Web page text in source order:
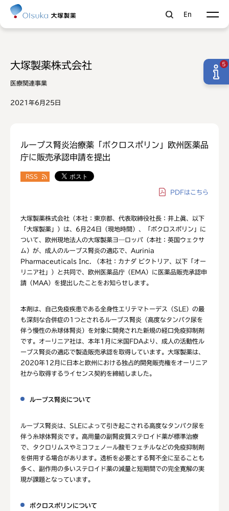
En
大塚製薬株式会社
医療関連事業
2021年6月25日
ループス腎炎治療薬「ボクロスポリン」欧州医薬品
庁に販売承認申請を提出
RSS
PDFはこちら
大塚製薬株式会社（本社：東京都、代表取締役社長：井上眞、以下
「大塚製薬」）は、6月24日（現地時間）、「ボクロスポリン」に
ついて、欧州現地法人の大塚製薬ヨ―ロッパ（本社：英国ウェクサ
ム）が、成人のループス腎炎の適応で、Aurinia
Pharmaceuticals Inc. （本社：カナダ ビクトリア、以下「オー
リニア社」）と共同で、欧州医薬品庁（EMA）に医薬品販売承認申
請（MAA）を提出したことをお知らせします。
本剤は、自己免疫疾患である全身性エリテマトーデス（SLE）の最
も深刻な合併症の1つとされるループス腎炎（高度なタンパク尿を
伴う慢性の糸球体腎炎）を対象に開発された新規の経口免疫抑制剤
です。オーリニア社は、本年1月に米国FDAより、成人の活動性ル
ープス腎炎の適応で製造販売承認を取得しています。大塚製薬は、
2020年12月に日本と欧州における独占的開発販売権をオーリニア
社から取得するライセンス契約を締結しました。
ループス腎炎について
ループス腎炎は、SLEによって引き起こされる高度なタンパク尿を
伴う糸球体腎炎です。高用量の副腎皮質ステロイド薬が標準治療
で、タクロリムスやミコフェノール酸モフェチルなどの免疫抑制剤
を併用する場合があります。透析を必要とする腎不全に至ることも
多く、副作用の多いステロイド薬の減量と短期間での完全寛解の実
現が課題となっています。
ボクロスポリンについて
5